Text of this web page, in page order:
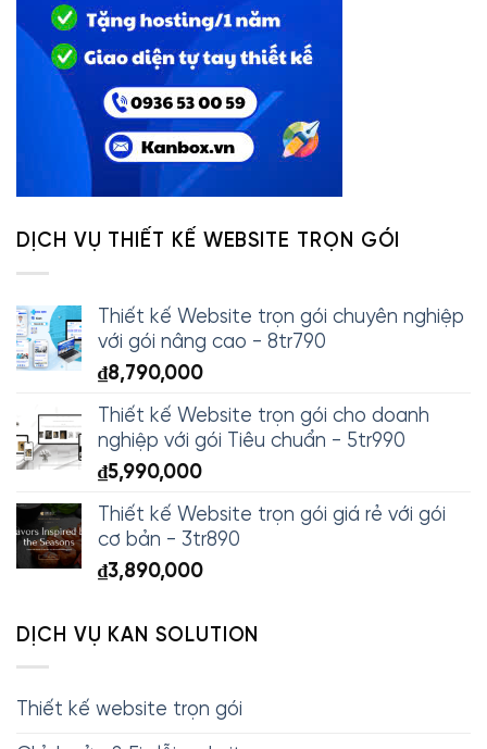
DỊCH VỤ THIẾT KẾ WEBSITE TRỌN GÓI
Thiết kế Website trọn gói chuyên nghiệp
với gói nâng cao - 8tr790
₫8,790,000
Thiết kế Website trọn gói cho doanh
nghiệp với gói Tiêu chuẩn - 5tr990
₫5,990,000
Thiết kế Website trọn gói giá rẻ với gói
cơ bản - 3tr890
₫3,890,000
DỊCH VỤ KAN SOLUTION
Thiết kế website trọn gói